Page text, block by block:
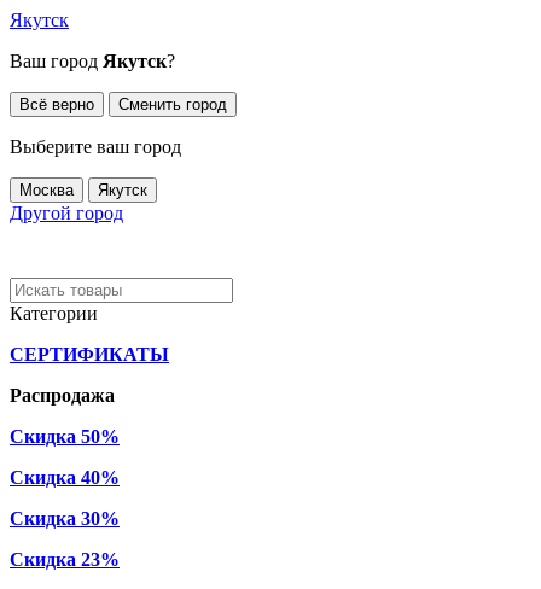
Якутск
Ваш город Якутск?
Всё верно Сменить город
Выберите ваш город
Москва Якутск
Другой город
Категории
СЕРТИФИКАТЫ
Распродажа
Скидка 50%
Скидка 40%
Скидка 30%
Скидка 23%